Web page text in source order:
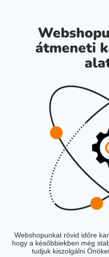
átmeneti
Webshopunkat rövid időre
hogy a későbbiekben még
tudjuk kiszolgálni